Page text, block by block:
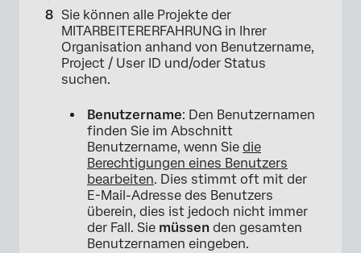
Sie können alle Projekte der
MITARBEITERERFAHRUNG in Ihrer
Organisation anhand von Benutzername,
Project / User ID und/oder Status
suchen.
Benutzername: Den Benutzernamen
finden Sie im Abschnitt
Benutzername, wenn Sie die
Berechtigungen eines Benutzers
bearbeiten. Dies stimmt oft mit der
E-Mail-Adresse des Benutzers
überein, dies ist jedoch nicht immer
der Fall. Sie müssen den gesamten
Benutzernamen eingeben.